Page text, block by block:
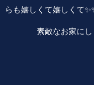
らも嬉しくて嬉しくて
素敵なお家にしま